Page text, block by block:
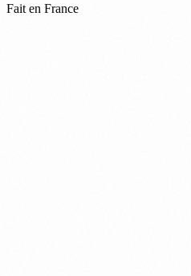
Fait en France